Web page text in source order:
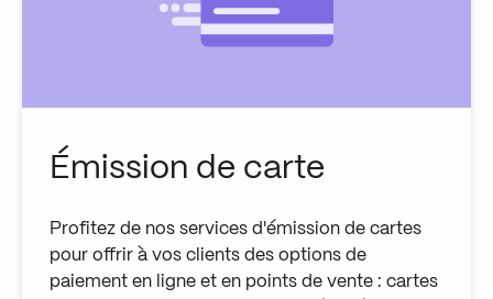
Émission de carte
Profitez de nos services d'émission de cartes
pour offrir à vos clients des options de
paiement en ligne et en points de vente : cartes